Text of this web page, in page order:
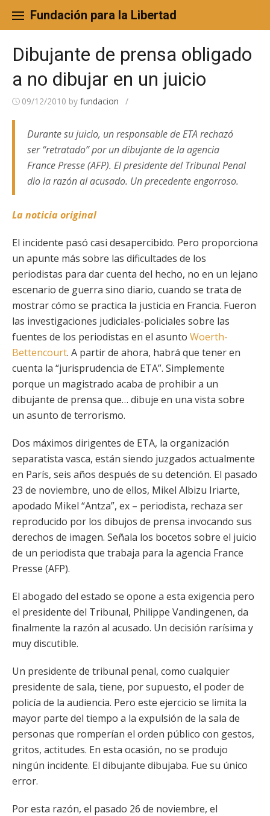
content
Fundación para la Libertad
Dibujante de prensa obligado
a no dibujar en un juicio
09/12/2010 by fundacion /
Durante su juicio, un responsable de ETA rechazó
ser “retratado” por un dibujante de la agencia
France Presse (AFP). El presidente del Tribunal Penal
dio la razón al acusado. Un precedente engorroso.
La noticia original
El incidente pasó casi desapercibido. Pero proporciona
un apunte más sobre las dificultades de los
periodistas para dar cuenta del hecho, no en un lejano
escenario de guerra sino diario, cuando se trata de
mostrar cómo se practica la justicia en Francia. Fueron
las investigaciones judiciales-policiales sobre las
fuentes de los periodistas en el asunto Woerth-
Bettencourt. A partir de ahora, habrá que tener en
cuenta la “jurisprudencia de ETA”. Simplemente
porque un magistrado acaba de prohibir a un
dibujante de prensa que… dibuje en una vista sobre
un asunto de terrorismo.
Dos máximos dirigentes de ETA, la organización
separatista vasca, están siendo juzgados actualmente
en París, seis años después de su detención. El pasado
23 de noviembre, uno de ellos, Mikel Albizu Iriarte,
apodado Mikel “Antza”, ex – periodista, rechaza ser
reproducido por los dibujos de prensa invocando sus
derechos de imagen. Señala los bocetos sobre el juicio
de un periodista que trabaja para la agencia France
Presse (AFP).
El abogado del estado se opone a esta exigencia pero
el presidente del Tribunal, Philippe Vandingenen, da
finalmente la razón al acusado. Un decisión rarísima y
muy discutible.
Un presidente de tribunal penal, como cualquier
presidente de sala, tiene, por supuesto, el poder de
policía de la audiencia. Pero este ejercicio se limita la
mayor parte del tiempo a la expulsión de la sala de
personas que romperían el orden público con gestos,
gritos, actitudes. En esta ocasión, no se produjo
ningún incidente. El dibujante dibujaba. Fue su único
error.
Por esta razón, el pasado 26 de noviembre, el